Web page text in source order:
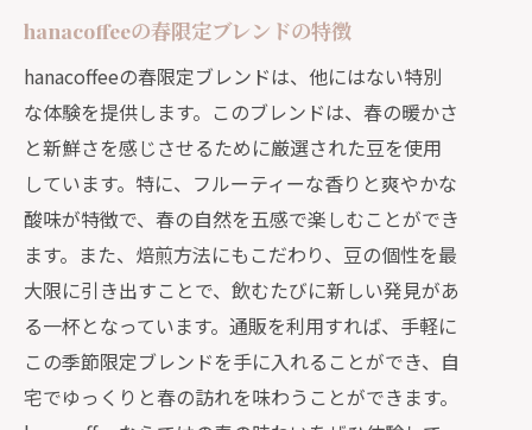
の楽しみ方
季節感を大切にしたコーヒーブレイク
のアイデア
通販で毎季節異なるコーヒーを楽しむ
方法
hanacoffeeの季節限定コーヒーで贅沢
なひとときを
自宅でカフェ気分を楽しむためのアレ
ンジレシピ
季節の変わり目に合わせたコーヒーの
選び方
hanacoffeeの春限定ブレンドの特徴
hanacoffeeの春限定ブレンドは、他にはない特別
な体験を提供します。このブレンドは、春の暖かさ
と新鮮さを感じさせるために厳選された豆を使用
しています。特に、フルーティーな香りと爽やかな
酸味が特徴で、春の自然を五感で楽しむことができ
ます。また、焙煎方法にもこだわり、豆の個性を最
大限に引き出すことで、飲むたびに新しい発見があ
る一杯となっています。通販を利用すれば、手軽に
この季節限定ブレンドを手に入れることができ、自
宅でゆっくりと春の訪れを味わうことができます。